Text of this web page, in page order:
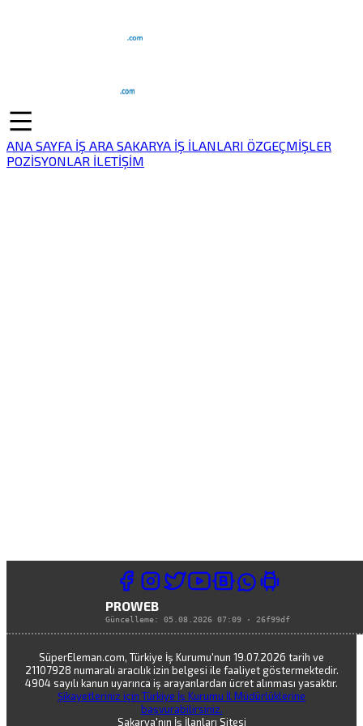
ANA SAYFA İŞ ARA SAKARYA İŞ İLANLARI ÖZGEÇMİŞLER
POZİSYONLAR İLETİŞİM
PROWEB
Güncelleme: 05.08.2026 07:09 · 26f99df
SüperEleman.com, Türkiye İş Kurumu'nun 19.07.2026 tarih ve
21107928 numaralı aracılık izin belgesi ile faaliyet göstermektedir.
4904 sayılı kanun uyarınca iş arayanlardan ücret alınması yasaktır.
Şikayetleriniz için Türkiye İş Kurumu İl Müdürlüklerine
başvurabilirsiniz.
Sakarya'nın İş İlanları Sitesi